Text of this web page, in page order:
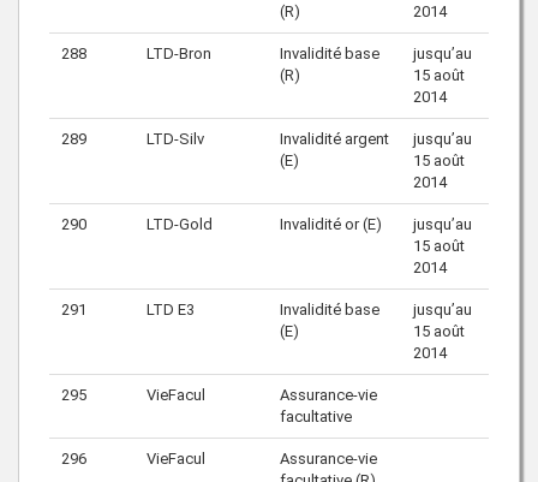
(R)
2014
288 LTD-Bron
Invalidité base
(R)
jusqu’au
15 août
2014
289 LTD-Silv
Invalidité argent
(E)
jusqu’au
15 août
2014
290 LTD-Gold Invalidité or (E)
jusqu’au
15 août
2014
291 LTD E3
Invalidité base
(E)
jusqu’au
15 août
2014
295 VieFacul
Assurance-vie
facultative
296 VieFacul
Assurance-vie